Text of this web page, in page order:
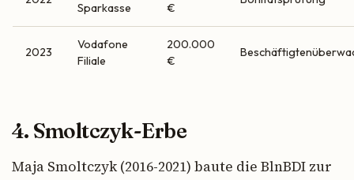
Sparkasse €
2023
Vodafone
Filiale
200.000
€
4. Smoltczyk-Erbe
Maja Smoltczyk (2016-2021) baute die BlnBDI zur